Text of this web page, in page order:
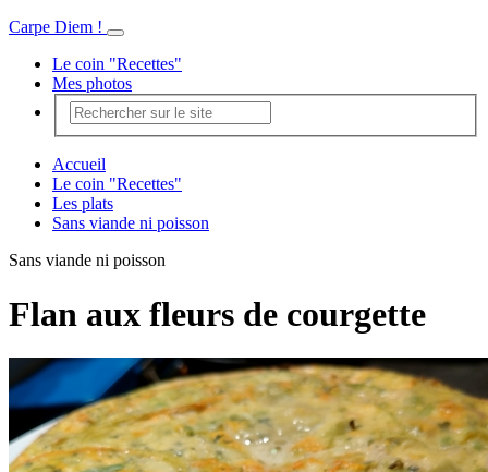
Carpe Diem !
Le coin "Recettes"
Mes photos
Accueil
Le coin "Recettes"
Les plats
Sans viande ni poisson
Sans viande ni poisson
Flan aux fleurs de courgette